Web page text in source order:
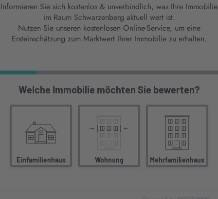
Informieren Sie sich kostenlos & unverbindlich, was Ihre Immobilie
im Raum Schwarzenberg aktuell wert ist.
Nutzen Sie unseren kostenlosen Online-Service, um eine
Ersteinschätzung zum Marktwert Ihrer Immobilie zu erhalten.